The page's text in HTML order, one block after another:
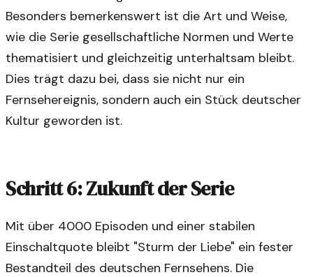
Besonders bemerkenswert ist die Art und Weise,
wie die Serie gesellschaftliche Normen und Werte
thematisiert und gleichzeitig unterhaltsam bleibt.
Dies trägt dazu bei, dass sie nicht nur ein
Fernsehereignis, sondern auch ein Stück deutscher
Kultur geworden ist.
Schritt 6: Zukunft der Serie
Mit über 4000 Episoden und einer stabilen
Einschaltquote bleibt "Sturm der Liebe" ein fester
Bestandteil des deutschen Fernsehens. Die